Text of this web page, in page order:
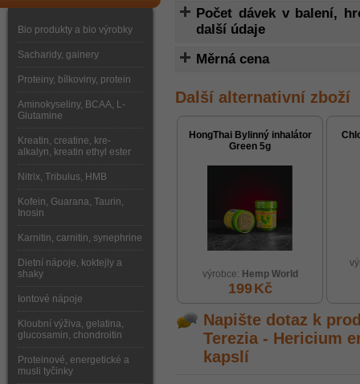
Počet dávek v balení,
další údaje
Měrná cena
Další alternativní zboží
HongThai Bylinný inhalátor
Green 5g
výrobce: Hemp World
199Kč
Napište dotaz k
Terezia - Hericium
kapslí
Bio produkty a bio výrobky
Sacharidy, gainery
Proteiny, bílkoviny, protein
Aminokyseliny, BCAA, L-
Glutamine
Kreatin, creatine, kre-
alkalyn, kreatin ethyl ester
Nitrix, Tribulus, HMB
Kofein, Guarana, Taurin,
Inosin
Karnitin, carnitin, synephrine
Dietní nápoje, koktejly a
shaky
Iontové nápoje
Kloubní výživa, gelatina,
glucosamin, chondroitin
Proteinové, energetické a
musli tyčinky